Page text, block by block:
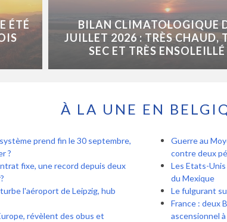
ÉTÉ
BILAN CLIMATOLOGIQUE
JUILLET 2026 : TRÈS CHAUD,
SEC ET TRÈS ENSOLEILLÉ
À LA UNE EN
prend fin le 30 septembre,
?
fixe, une record depuis deux
l'aéroport de Leipzig, hub
révèlent des obus et
Guerre au
contre deux
Les Etats-
du Mexique
Le fulgurant
France : deux
ascensionnel